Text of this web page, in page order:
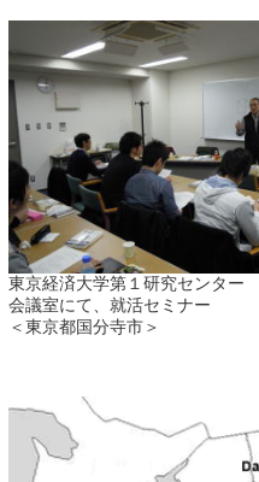
東京経済大学第１研究センター
会議室にて、就活セミナー
＜東京都国分寺市＞